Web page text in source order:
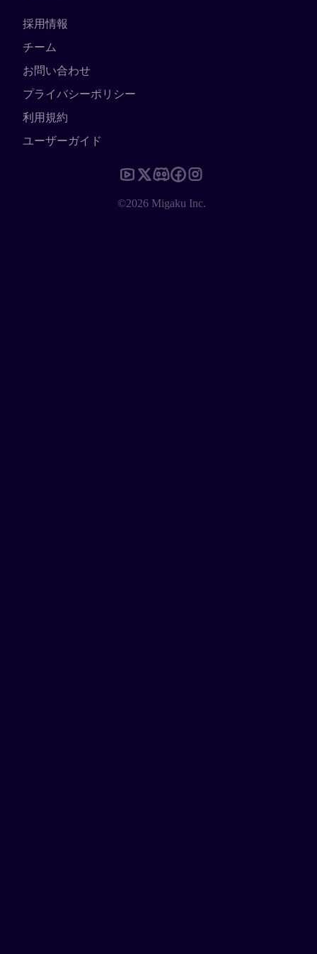
採用情報
チーム
お問い合わせ
プライバシーポリシー
利用規約
ユーザーガイド
©2026 Migaku Inc.